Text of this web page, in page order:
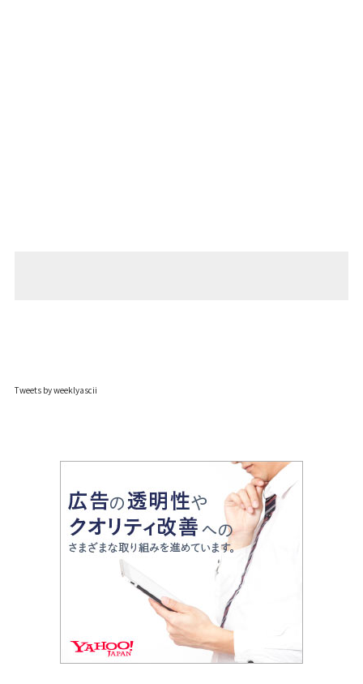
Tweets by weeklyascii